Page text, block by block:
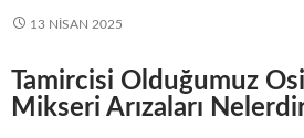
13 NISAN 2025
Tamircisi Olduğumuz
Mikseri Arızaları